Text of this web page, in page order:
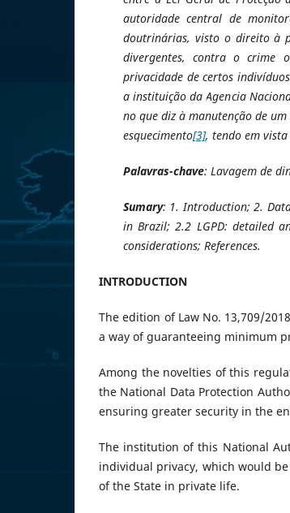
autoridade central de
doutrinárias, visto o direito à
divergentes, contra o crime
privacidade de certos
a instituição da Agencia
no que diz à manutenção de
esquecimento[3], tendo em
Palavras-chave: Lavagem de
Sumary: 1. Introduction; 2.
in Brazil; 2.2 LGPD: detailed
considerations; References.
INTRODUCTION
The edition of Law No. 13,709/
a way of guaranteeing minimum
Among the novelties of this
the National Data Protection
ensuring greater security in the
The institution of this National
individual privacy, which would
of the State in private life.